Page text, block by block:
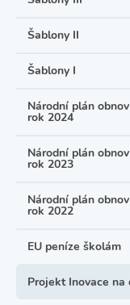
Šablony II
Šablony I
Národní plán
rok 2024
Národní plán
rok 2023
Národní plán
rok 2022
EU peníze školám
Projekt Inovace na